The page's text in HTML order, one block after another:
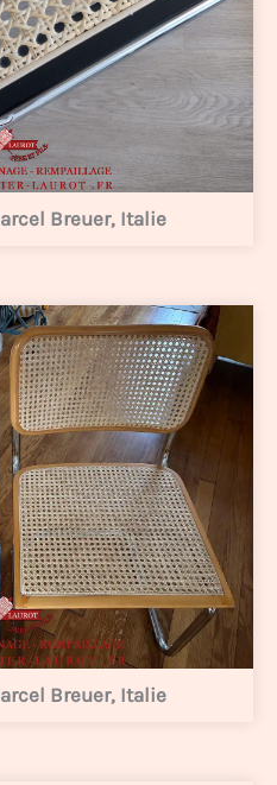
Breuer, Italie
Breuer, Italie